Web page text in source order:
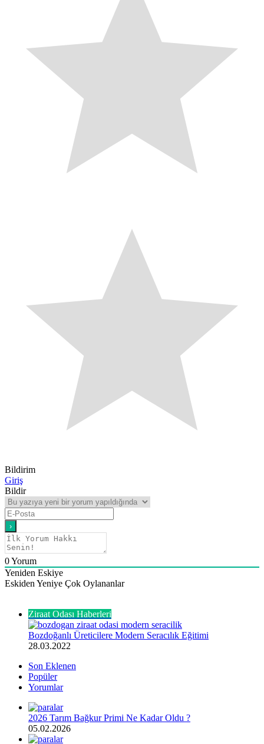
Bildirim
Giriş
Bildir
0Yorum
Yeniden Eskiye
Eskiden Yeniye Çok Oylananlar
Ziraat Odası Haberleri
Bozdoğanlı Üreticilere Modern Seracılık Eğitimi
28.03.2022
Son Eklenen
Popüler
Yorumlar
2026 Tarım Bağkur Primi Ne Kadar Oldu ?
05.02.2026